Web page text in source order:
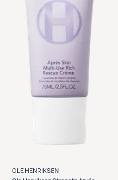
OLE HENRIKSEN